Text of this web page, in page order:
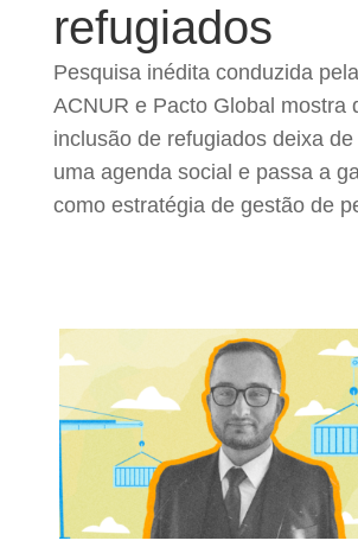
refugiados
Pesquisa inédita conduzida
ACNUR e Pacto Global mostra
inclusão de refugiados deixa
uma agenda social e passa a
como estratégia de gestão de